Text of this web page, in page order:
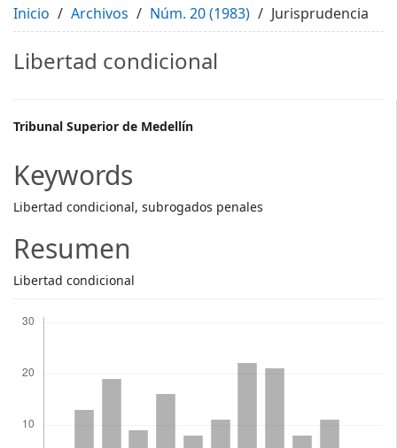
Inicio Archivos Núm. 20 (1983) Jurisprudencia
Libertad condicional
Main
Article
Content
Tribunal Superior de Medellín
Keywords
Libertad condicional, subrogados penales
Resumen
Libertad condicional